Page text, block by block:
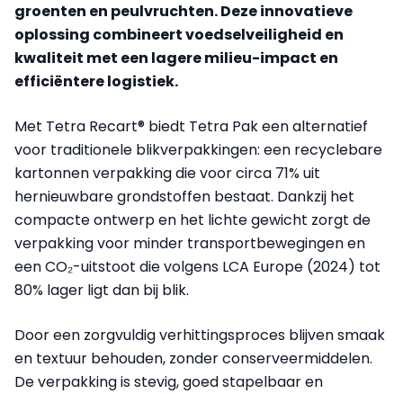
groenten en peulvruchten. Deze innovatieve
oplossing combineert voedselveiligheid en
kwaliteit met een lagere milieu-impact en
efficiëntere logistiek.
Met Tetra Recart® biedt Tetra Pak een alternatief
voor traditionele blikverpakkingen: een recyclebare
kartonnen verpakking die voor circa 71% uit
hernieuwbare grondstoffen bestaat. Dankzij het
compacte ontwerp en het lichte gewicht zorgt de
verpakking voor minder transportbewegingen en
een CO₂-uitstoot die volgens LCA Europe (2024) tot
80% lager ligt dan bij blik.
Door een zorgvuldig verhittingsproces blijven smaak
en textuur behouden, zonder conserveermiddelen.
De verpakking is stevig, goed stapelbaar en